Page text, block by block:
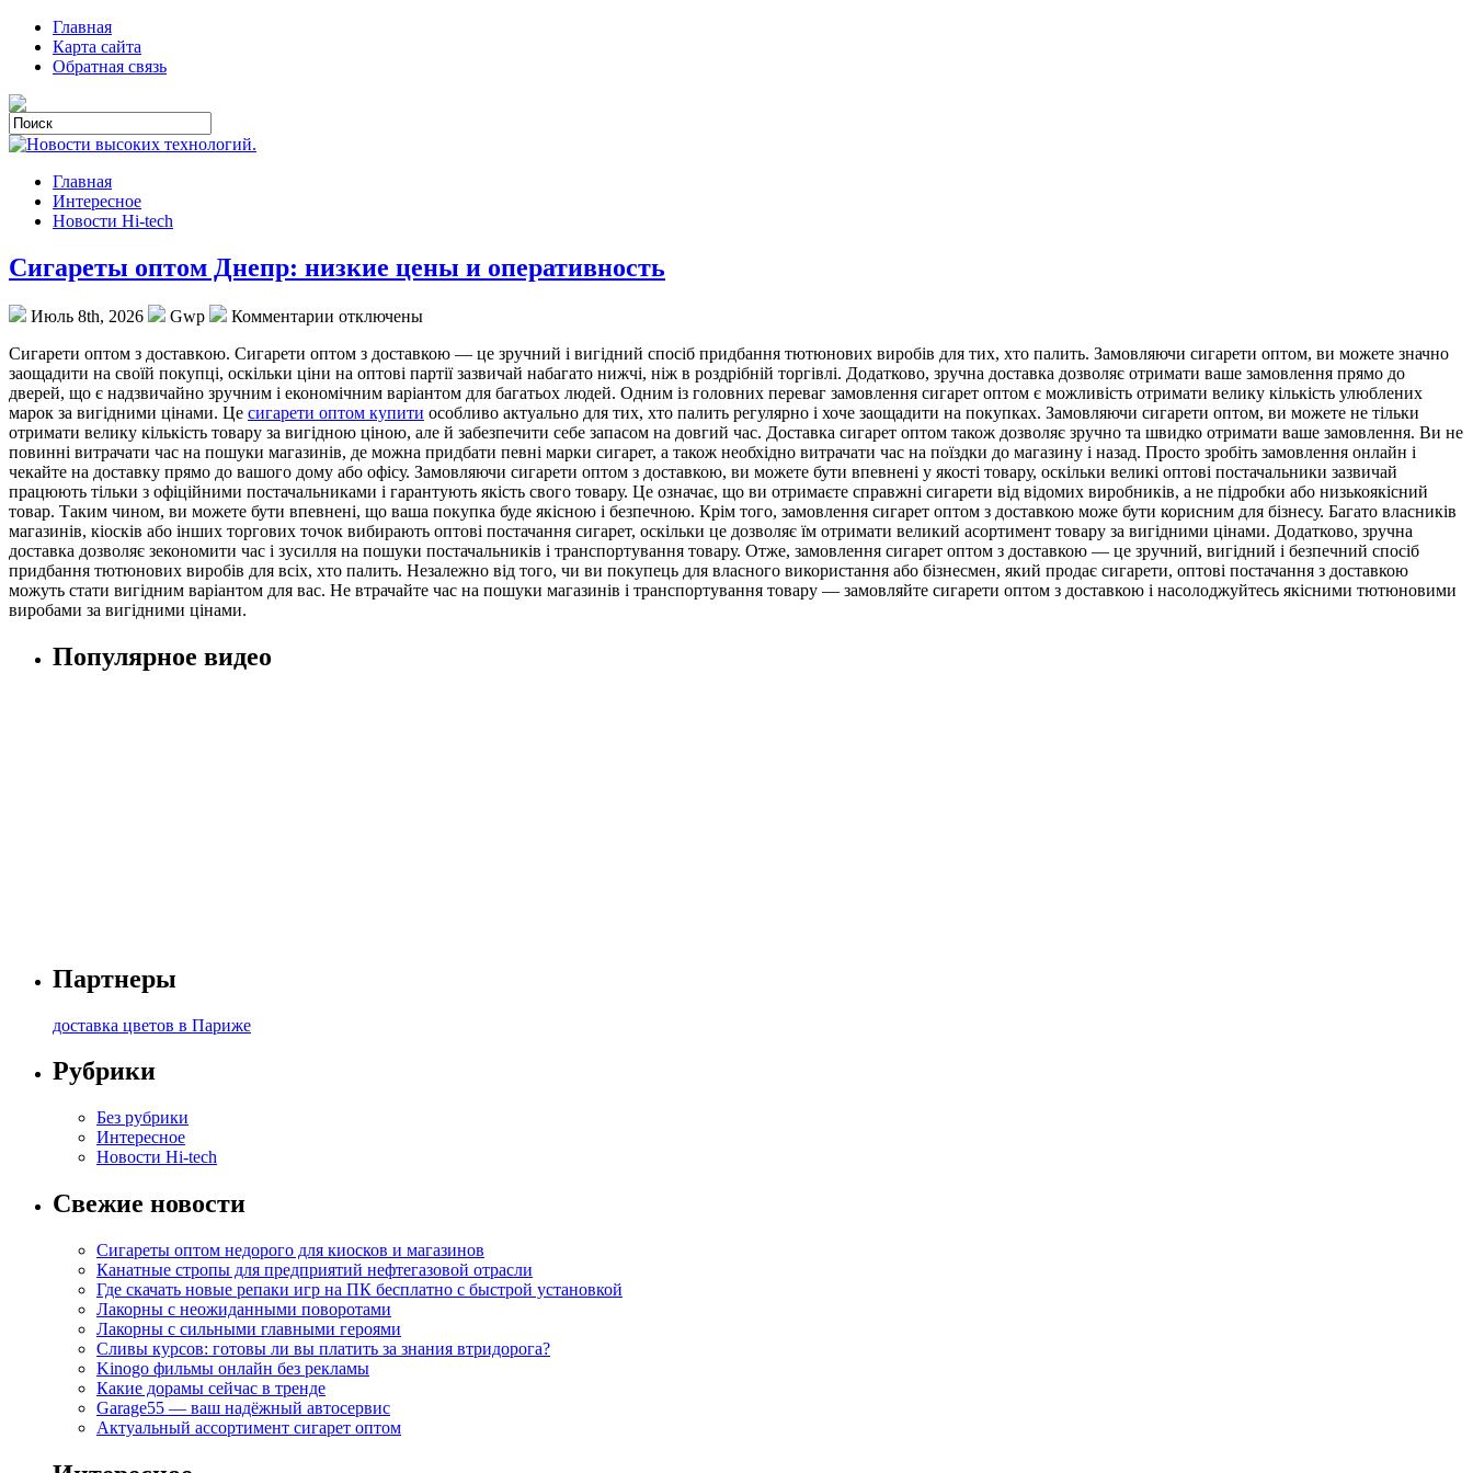
Главная
Карта сайта
Обратная связь
Главная
Интересное
Новости Hi-tech
Сигареты оптом Днепр: низкие цены и оперативность
Июль 8th, 2026 Gwp
Комментарии отключены
Сигaрeти oптoм з дoстaвкoю. Сигарети оптом з доставкою — це зручний і вигідний спосіб придбання тютюнових виробів для тих, хто палить. Замовляючи сигарети оптом, ви можете значно
заощадити на своїй покупці, оскільки ціни на оптові партії зазвичай набагато нижчі, ніж в роздрібній торгівлі. Додатково, зручна доставка дозволяє отримати ваше замовлення прямо до
дверей, що є надзвичайно зручним і економічним варіантом для багатьох людей. Одним із головних переваг замовлення сигарет оптом є можливість отримати велику кількість улюблених
марок за вигідними цінами. Це сигарети оптом купити особливо актуально для тих, хто палить регулярно і хоче заощадити на покупках. Замовляючи сигарети оптом, ви можете не тільки
отримати велику кількість товару за вигідною ціною, але й забезпечити себе запасом на довгий час. Доставка сигарет оптом також дозволяє зручно та швидко отримати ваше замовлення. Ви не
повинні витрачати час на пошуки магазинів, де можна придбати певні марки сигарет, а також необхідно витрачати час на поїздки до магазину і назад. Просто зробіть замовлення онлайн і
чекайте на доставку прямо до вашого дому або офісу. Замовляючи сигарети оптом з доставкою, ви можете бути впевнені у якості товару, оскільки великі оптові постачальники зазвичай
працюють тільки з офіційними постачальниками і гарантують якість свого товару. Це означає, що ви отримаєте справжні сигарети від відомих виробників, а не підробки або низькоякісний
товар. Таким чином, ви можете бути впевнені, що ваша покупка буде якісною і безпечною. Крім того, замовлення сигарет оптом з доставкою може бути корисним для бізнесу. Багато власників
магазинів, кіосків або інших торгових точок вибирають оптові постачання сигарет, оскільки це дозволяє їм отримати великий асортимент товару за вигідними цінами. Додатково, зручна
доставка дозволяє зекономити час і зусилля на пошуки постачальників і транспортування товару. Отже, замовлення сигарет оптом з доставкою — це зручний, вигідний і безпечний спосіб
придбання тютюнових виробів для всіх, хто палить. Незалежно від того, чи ви покупець для власного використання або бізнесмен, який продає сигарети, оптові постачання з доставкою
можуть стати вигідним варіантом для вас. Не втрачайте час на пошуки магазинів і транспортування товару — замовляйте сигарети оптом з доставкою і насолоджуйтесь якісними тютюновими
виробами за вигідними цінами.
Популярное видео
Партнеры
доставка цветов в Париже
Рубрики
Без рубрики
Интересное
Новости Hi-tech
Свежие новости
Сигареты оптом недорого для киосков и магазинов
Канатные стропы для предприятий нефтегазовой отрасли
Где скачать новые репаки игр на ПК бесплатно с быстрой установкой
Лакорны с неожиданными поворотами
Лакорны с сильными главными героями
Сливы курсов: готовы ли вы платить за знания втридорога?
Kinogo фильмы онлайн без рекламы
Какие дорамы сейчас в тренде
Garage55 — ваш надёжный автосервис
Актуальный ассортимент сигарет оптом